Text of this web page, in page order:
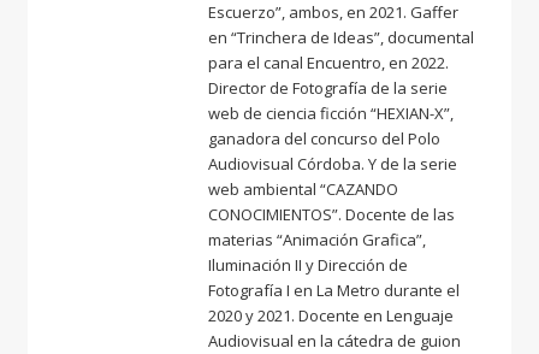
Escuerzo”, ambos, en 2021. Gaffer
en “Trinchera de Ideas”, documental
para el canal Encuentro, en 2022.
Director de Fotografía de la serie
web de ciencia ficción “HEXIAN-X”,
ganadora del concurso del Polo
Audiovisual Córdoba. Y de la serie
web ambiental “CAZANDO
CONOCIMIENTOS”. Docente de las
materias “Animación Grafica”,
Iluminación II y Dirección de
Fotografía I en La Metro durante el
2020 y 2021. Docente en Lenguaje
Audiovisual en la cátedra de guion